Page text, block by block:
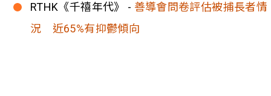
RTHK《千禧年代》 - 善導會問卷評估被捕長者情
況 近65%有抑鬱傾向